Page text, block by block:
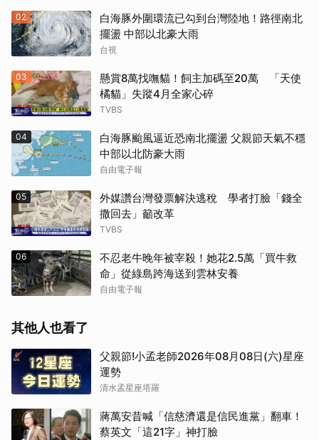
02
白海豚外圍環流已勾到台灣陸地！路徑南北
擺盪 中部以北豪大雨
台視
03
懸賞8萬找嘸貓！飼主加碼至20萬 「天使
橘貓」失蹤4月全家心碎
TVBS
04
白海豚颱風逼近恐南北擺盪 父親節天氣不穩
中部以北防豪大雨
自由電子報
05
外媒讚台灣發票解決逃稅 學者打臉「錢全
撒回去」籲改革
TVBS
06
不忍老牛晚年被宰殺！她花2.5萬「買牛救
命」從綠島跨海送到雲林安養
自由電子報
其他人也看了
父親節!小孟老師2026年08月08日(六)星座
運勢
清水孟星座塔羅
蔣萬安昔喊「信慈濟還是信民進黨」翻車！
蔡英文「這21字」神打臉